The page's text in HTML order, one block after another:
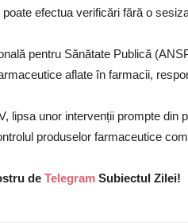
efectua verificări fără o
pentru Sănătate Publică
aflate în farmacii,
lipsa unor intervenții prompte din
produselor farmaceutice
de Telegram Subiectul Zilei!